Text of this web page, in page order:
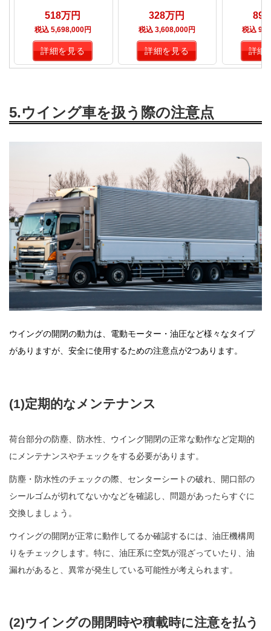
518万円
税込 5,698,000円
詳細を見る
328万円
税込 3,608,000円
詳細を見る
898
税込
詳細
5.ウイング車を扱う際の注意点
ウイングの開閉の動力は、電動モーター・油圧など様々なタイプ
がありますが、安全に使用するための注意点が2つあります。
(1)定期的なメンテナンス
荷台部分の防塵、防水性、ウイング開閉の正常な動作など定期的
にメンテナンスやチェックをする必要があります。
防塵・防水性のチェックの際、センターシートの破れ、開口部の
シールゴムが切れてないかなどを確認し、問題があったらすぐに
交換しましょう。
ウイングの開閉が正常に動作してるか確認するには、油圧機構周
りをチェックします。特に、油圧系に空気が混ざっていたり、油
漏れがあると、異常が発生している可能性が考えられます。
(2)ウイングの開閉時や積載時に注意を払う